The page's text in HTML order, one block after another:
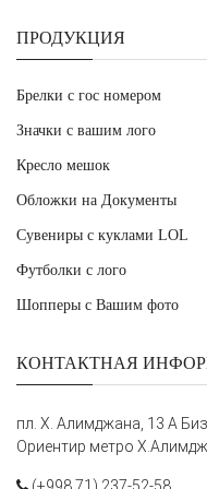
ПРОДУКЦИЯ
Брелки с гос номером
Значки с вашим лого
Кресло мешок
Обложки на Документы
Сувениры с куклами LOL
Футболки с лого
Шопперы с Вашим фото
КОНТАКТНАЯ
пл. Х. Алимджана, 13 А
Ориентир метро